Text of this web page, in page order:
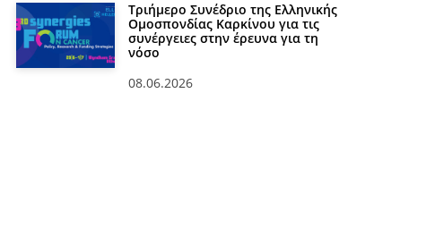
Τριήμερο Συνέδριο της Ελληνικής
Ομοσπονδίας Καρκίνου για τις
συνέργειες στην έρευνα για τη
νόσο
08.06.2026